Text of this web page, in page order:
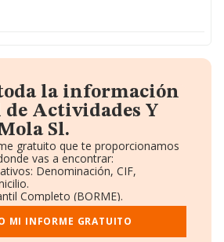
la información
Actividades Y
Sl.
gratuito que te proporcionamos
vas a encontrar:
Denominación, CIF,
Completo (BORME).
Ventas y Empleados.
y Administradores.
MI INFORME GRATUITO